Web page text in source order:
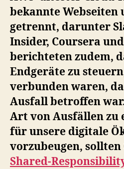
bekannte Webseiten
getrennt, darunter
Insider, Coursera
berichteten zudem,
Endgeräte zu
verbunden waren,
Ausfall betroffen
Art von Ausfällen zu
für unsere digitale
vorzubeugen,
Shared-